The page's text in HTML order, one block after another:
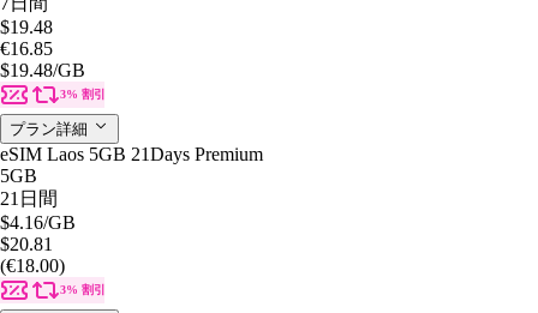
$19.48
€16.85
$19.48/GB
3% 割引
プラン詳細
eSIM Laos 5GB 21Days Premium
5GB
21日間
$4.16/GB
$20.81
(€18.00)
3% 割引